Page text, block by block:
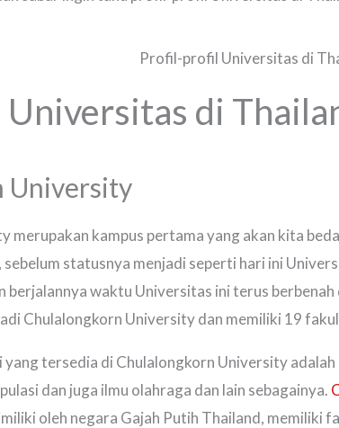
di
University
merupakan kampus pertama yang akan kita
statusnya menjadi seperti hari ini
berjalannya waktu Universitas ini terus
Chulalongkorn University dan memiliki 19
tersedia di Chulalongkorn University
dan juga ilmu olahraga dan lain sebagainya.
oleh negara Gajah Putih Thailand, memiliki